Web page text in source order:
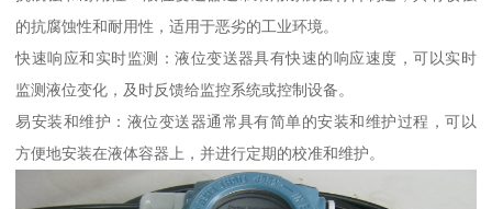
的抗腐蚀性和耐用性，适用于恶劣的工业环境。
快速响应和实时监测：液位变送器具有快速的响应速度，可以实时
监测液位变化，及时反馈给监控系统或控制设备。
易安装和维护：液位变送器通常具有简单的安装和维护过程，可以
方便地安装在液体容器上，并进行定期的校准和维护。